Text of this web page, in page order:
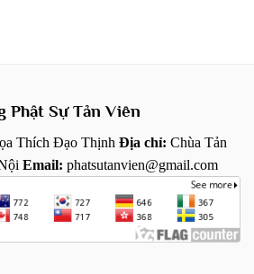
Phật Sự Tản Viên
Thích Đạo Thịnh Địa chỉ: Chùa Tản
Email: phatsutanvien@gmail.com